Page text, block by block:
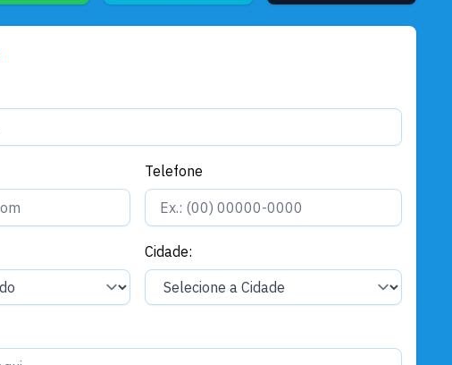
Sempta realiza ação de saúde
com foco no Novembro Azul e
Telefone
Cidade: